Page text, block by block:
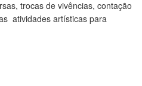
trocas de vivências, contação
atividades artísticas para